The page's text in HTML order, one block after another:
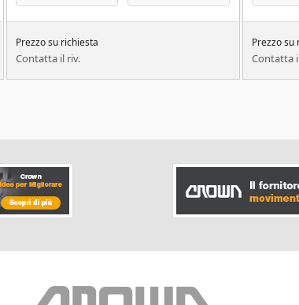
Prezzo su richiesta
Contatta il riv.
Prezzo su
Contatta